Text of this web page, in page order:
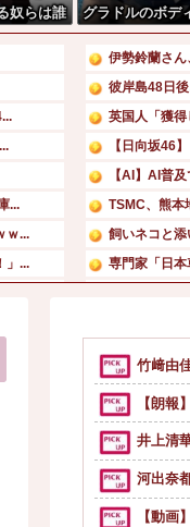
奴らは誰
の？
グラドルのボデ
...
ｗ...
」...
伊勢鈴蘭さん
彼岸島48日
英国人「獲
【日向坂46
【AI】AI普
TSMC、熊
飼いネコと
専門家「日本
新メンバー
広末涼子、
竹﨑由
【朗
井上清
河出奈
【動画